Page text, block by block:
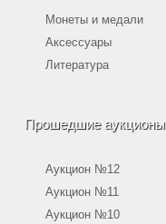
Монеты и медали
Аксессуары
Литература
Прошедшие аукционы
Аукцион №12
Аукцион №11
Аукцион №10